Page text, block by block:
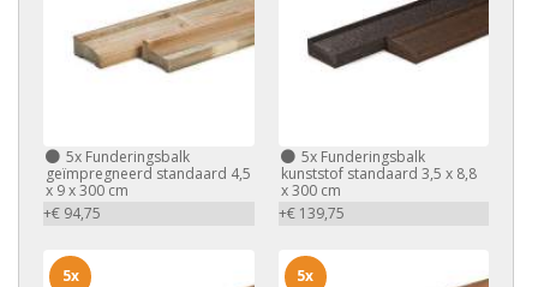
5x Funderingsbalk
geïmpregneerd standaard 4,5
x 9 x 300 cm
+€ 94,75
5xFunderingsbalk
kunststof standaard 3,5 x 8,8
x 300 cm
+€ 139,75
5x 5x